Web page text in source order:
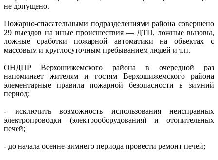
не допущено.
Пожарно-спасательными подразделениями района совершено
29 выездов на иные происшествия — ДТП, ложные вызовы,
ложные сработки пожарной автоматики на объектах с
массовым и круглосуточным пребыванием людей и т.п.
ОНДПР Верхошижемского района в очередной раз
напоминает жителям и гостям Верхошижемского района
элементарные правила пожарной безопасности в зимний
период:
- исключить возможность использования неисправных
электропроводки (электрооборудования) и отопительных
печей;
- до начала осенне-зимнего периода провести ремонт печей;